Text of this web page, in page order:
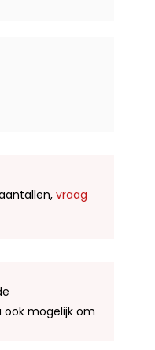
vraag
ook mogelijk om